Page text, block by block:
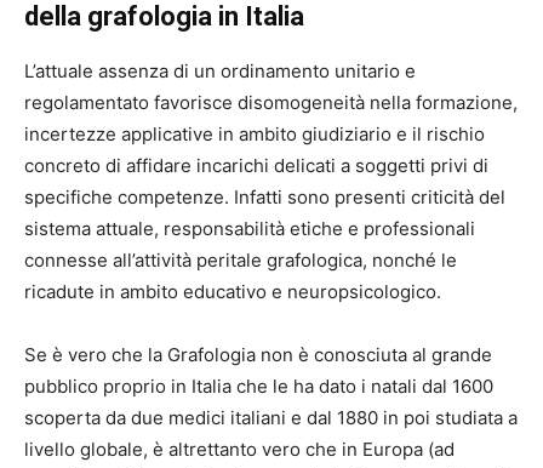
della grafologia in Italia
L’attuale assenza di un ordinamento unitario e
regolamentato favorisce disomogeneità nella formazione,
incertezze applicative in ambito giudiziario e il rischio
concreto di affidare incarichi delicati a soggetti privi di
specifiche competenze. Infatti sono presenti criticità del
sistema attuale, responsabilità etiche e professionali
connesse all’attività peritale grafologica, nonché le
ricadute in ambito educativo e neuropsicologico.
Se è vero che la Grafologia non è conosciuta al grande
pubblico proprio in Italia che le ha dato i natali dal 1600
scoperta da due medici italiani e dal 1880 in poi studiata a
livello globale, è altrettanto vero che in Europa (ad